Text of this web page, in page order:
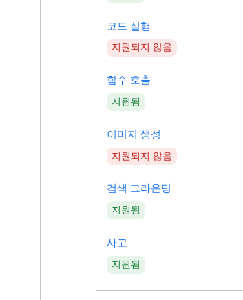
코드 실행
지원되지 않음
함수 호출
지원됨
이미지 생성
지원되지 않음
검색 그라운딩
지원됨
사고
지원됨